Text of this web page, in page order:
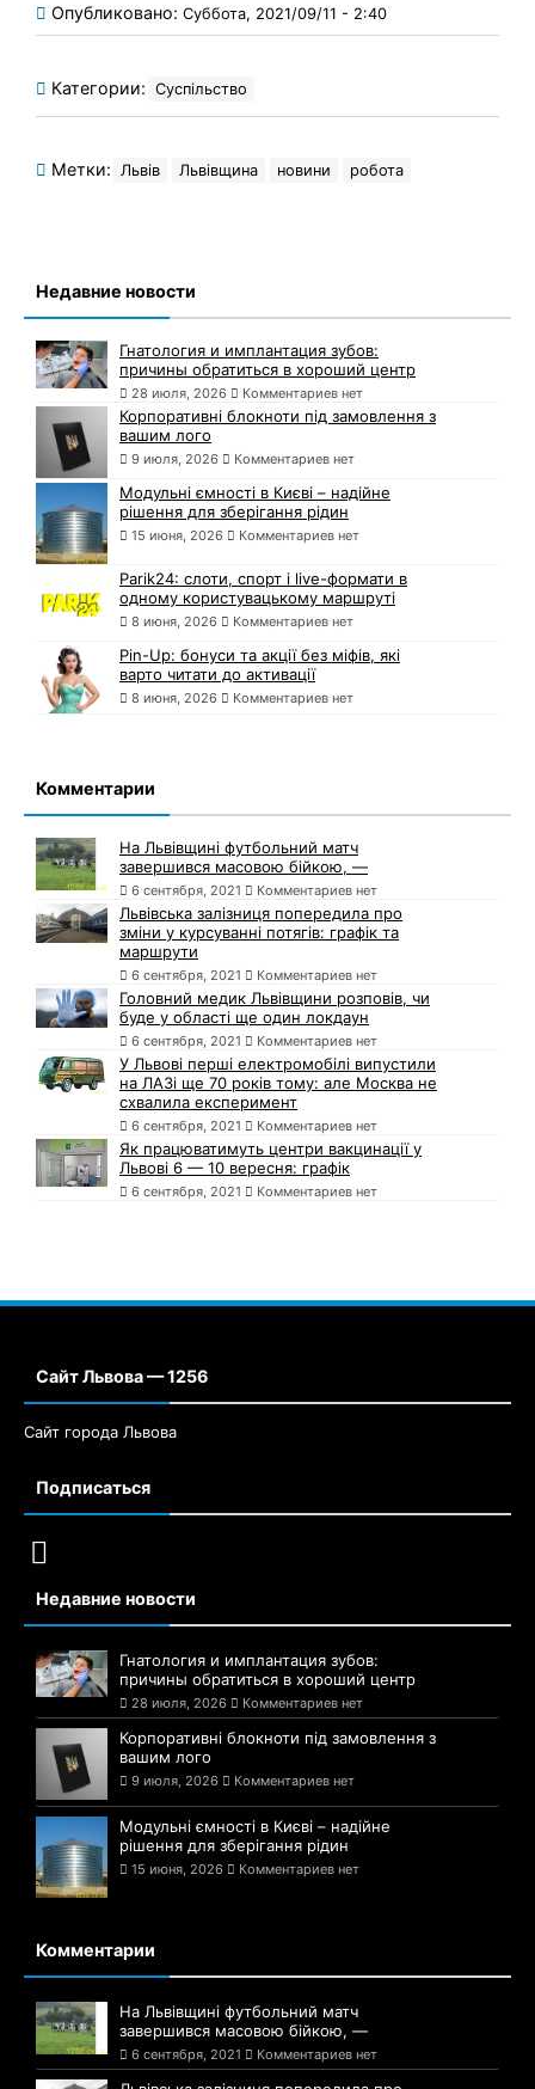
Опубликовано: Суббота, 2021/09/11 - 2:40
Категории: Суспільство
Метки: Львів Львівщина новини робота
Недавние новости
Гнатология и имплантация зубов:
причины обратиться в хороший центр
28 июля, 2026 Комментариев нет
Корпоративні блокноти під замовлення з
вашим лого
9 июля, 2026 Комментариев нет
Модульні ємності в Києві – надійне
рішення для зберігання рідин
15 июня, 2026 Комментариев нет
Parik24: слоти, спорт і live-формати в
одному користувацькому маршруті
8 июня, 2026 Комментариев нет
Pin-Up: бонуси та акції без міфів, які
варто читати до активації
8 июня, 2026 Комментариев нет
Комментарии
На Львівщині футбольний матч
завершився масовою бійкою, —
6 сентября, 2021 Комментариев нет
Львівська залізниця попередила про
зміни у курсуванні потягів: графік та
маршрути
6 сентября, 2021 Комментариев нет
Головний медик Львівщини розповів, чи
буде у області ще один локдаун
6 сентября, 2021 Комментариев нет
У Львові перші електромобілі випустили
на ЛАЗі ще 70 років тому: але Москва не
схвалила експеримент
6 сентября, 2021 Комментариев нет
Як працюватимуть центри вакцинації у
Львові 6 — 10 вересня: графік
6 сентября, 2021 Комментариев нет
Сайт Львова — 1256
Сайт города Львова
Подписаться
Недавние новости
Гнатология и имплантация зубов:
причины обратиться в хороший центр
28 июля, 2026 Комментариев нет
Корпоративні блокноти під замовлення з
вашим лого
9 июля, 2026 Комментариев нет
Модульні ємності в Києві – надійне
рішення для зберігання рідин
15 июня, 2026 Комментариев нет
Комментарии
На Львівщині футбольний матч
завершився масовою бійкою, —
6 сентября, 2021 Комментариев нет